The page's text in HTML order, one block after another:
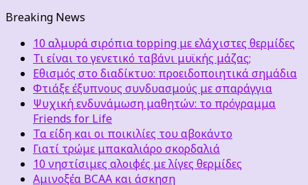
Breaking News
10 αλμυρά σιρόπια topping με ελάχιστες θερμίδες
Τι είναι το γενετικό ταβάνι μυϊκής μάζας;
Εθισμός στο διαδίκτυο: προειδοποιητικά σημάδια
Φτιάξε έξυπνους συνδυασμούς με σπαράγγια
Ψυχική ενδυνάμωση μαθητών: το πρόγραμμα
Friends for Life
Τα είδη και οι ποικιλίες του αβοκάντο
Γιατί τρώμε μπακαλιάρο σκορδαλιά
10 νηστίσιμες αλοιφές με λίγες θερμίδες
Αμινοξέα BCAA και άσκηση